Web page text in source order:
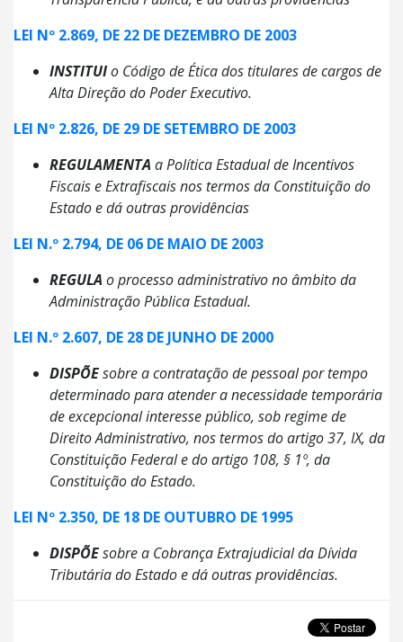
LEI Nº 2.869, DE 22 DE DEZEMBRO DE 2003
INSTITUIo Código de Ética dos titulares de cargos de
Alta Direção do Poder Executivo.
LEI Nº 2.826, DE 29 DE SETEMBRO DE 2003
REGULAMENTA a Política Estadual de Incentivos
Fiscais e Extrafiscais nos termos da Constituição do
Estado e dá outras providências
LEI N.º 2.794, DE 06 DE MAIO DE 2003
REGULA o processo administrativo no âmbito da
Administração Pública Estadual.
LEI N.º 2.607, DE 28 DE JUNHO DE 2000
DISPÕEsobre a contratação de pessoal por tempo
determinado para atender a necessidade temporária
de excepcional interesse público, sob regime de
Direito Administrativo, nos termos do artigo 37, IX, da
Constituição Federal e do artigo 108, § 1º, da
Constituição do Estado.
LEI Nº 2.350, DE 18 DE OUTUBRO DE 1995
DISPÕEsobre a Cobrança Extrajudicial da Dívida
Tributária do Estado e dá outras providências.